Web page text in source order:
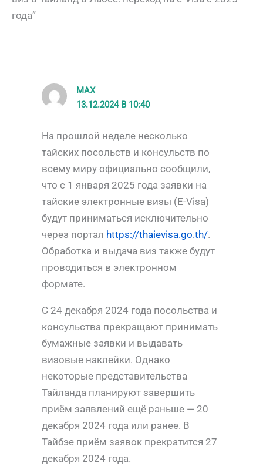
года”
MAX
13.12.2024 В 10:40
На прошлой неделе несколько
тайских посольств и консульств по
всему миру официально сообщили,
что с 1 января 2025 года заявки на
тайские электронные визы (E-Visa)
будут приниматься исключительно
через портал https://thaievisa.go.th/.
Обработка и выдача виз также будут
проводиться в электронном
формате.
С 24 декабря 2024 года посольства и
консульства прекращают принимать
бумажные заявки и выдавать
визовые наклейки. Однако
некоторые представительства
Тайланда планируют завершить
приём заявлений ещё раньше — 20
декабря 2024 года или ранее. В
Тайбэе приём заявок прекратится 27
декабря 2024 года.